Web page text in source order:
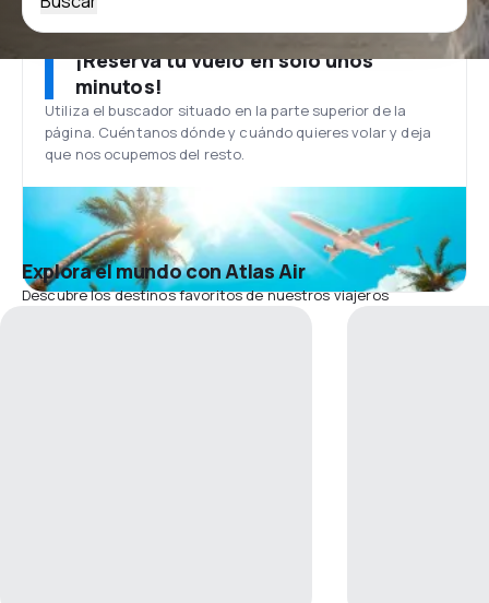
¡Reserva tu vuelo en solo unos
minutos!
Utiliza el buscador situado en la parte superior de la
página. Cuéntanos dónde y cuándo quieres volar y deja
que nos ocupemos del resto.
Explora el mundo con Atlas Air
Descubre los destinos favoritos de nuestros viajeros